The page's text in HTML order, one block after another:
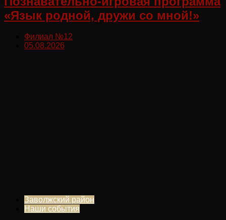
«Язык родной, дружи со мной!»
Филиал №12
05.08.2026
Заволжский район
Наши события